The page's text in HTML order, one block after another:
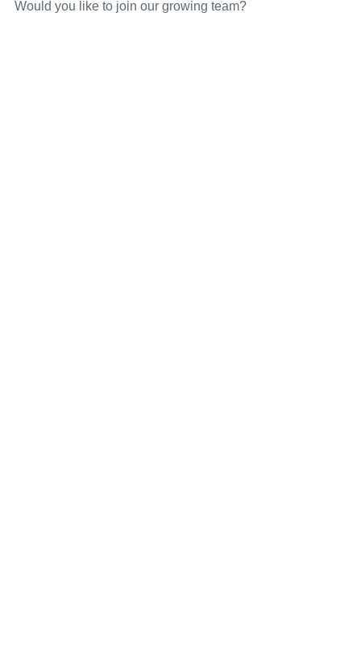
Would you like to join our growing team?